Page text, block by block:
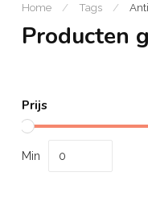
Home / Tags /
Producten
Prijs
Min